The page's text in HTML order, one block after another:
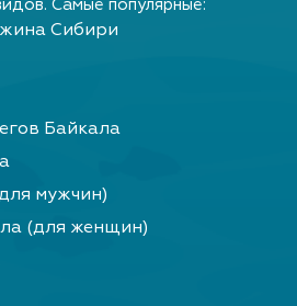
Самые популярные:
Сибири
Байкала
мужчин)
(для женщин)